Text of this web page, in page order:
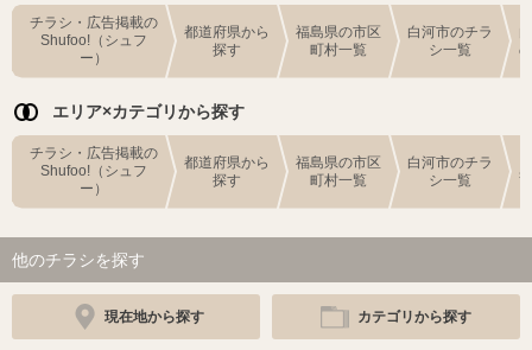
チラシ・広告掲載の
Shufoo!（シュフ
ー）
都道府県から
探す
福島県の市区
町村一覧
白河市のチラ
シ一覧
エリア×カテゴリから探す
チラシ・広告掲載の
Shufoo!（シュフ
ー）
都道府県から
探す
福島県の市区
町村一覧
白河市のチラ
シ一覧
他のチラシを探す
現在地から探す カテゴリから探す